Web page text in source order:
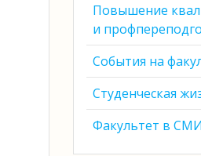
Повышение
и
События на
Студенческая
Факультет в СМИ